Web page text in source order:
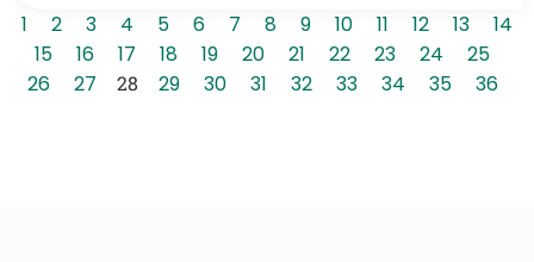
1 2 3 4 5 6 7 8 9 10 11 12 13
14
15
16 17 18 19 20 21 22 23 24
25
26
27 28 29 30 31 32 33 34 35 36